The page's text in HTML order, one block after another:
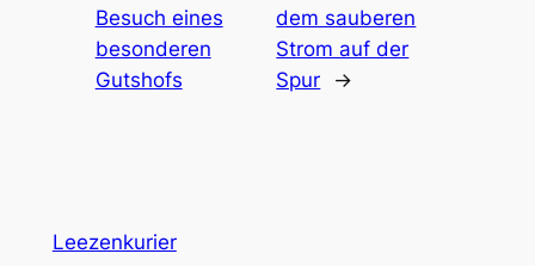
Besuch eines
besonderen
Gutshofs
dem sauberen
Strom auf der
Spur
→
Leezenkurier